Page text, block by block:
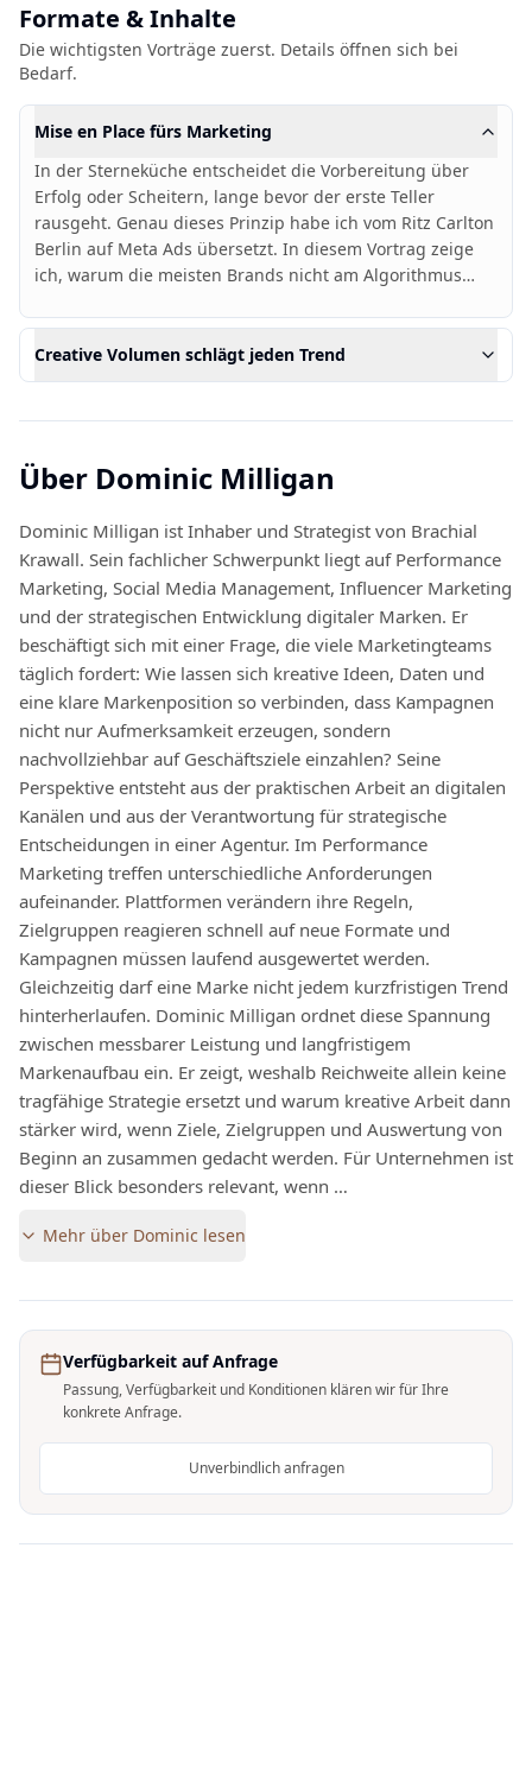
Formate & Inhalte
Die wichtigsten Vorträge zuerst. Details öffnen sich bei
Bedarf.
Mise en Place fürs Marketing
In der Sterneküche entscheidet die Vorbereitung über
Erfolg oder Scheitern, lange bevor der erste Teller
rausgeht. Genau dieses Prinzip habe ich vom Ritz Carlton
Berlin auf Meta Ads übersetzt. In diesem Vortrag zeige
ich, warum die meisten Brands nicht am Algorithmus
nimmt ein klares Denkmodell mit: System schlägt jeden
Hack, und Konstanz ist kein Zufall, sondern Handwerk.
Creative Volumen schlägt jeden Trend
Über Dominic Milligan
Dominic Milligan ist Inhaber und Strategist von Brachial
Krawall. Sein fachlicher Schwerpunkt liegt auf Performance
Marketing, Social Media Management, Influencer Marketing
und der strategischen Entwicklung digitaler Marken. Er
beschäftigt sich mit einer Frage, die viele Marketingteams
täglich fordert: Wie lassen sich kreative Ideen, Daten und
eine klare Markenposition so verbinden, dass Kampagnen
nicht nur Aufmerksamkeit erzeugen, sondern
nachvollziehbar auf Geschäftsziele einzahlen? Seine
Perspektive entsteht aus der praktischen Arbeit an digitalen
Kanälen und aus der Verantwortung für strategische
Entscheidungen in einer Agentur. Im Performance
Marketing treffen unterschiedliche Anforderungen
aufeinander. Plattformen verändern ihre Regeln,
Zielgruppen reagieren schnell auf neue Formate und
Kampagnen müssen laufend ausgewertet werden.
Gleichzeitig darf eine Marke nicht jedem kurzfristigen Trend
hinterherlaufen. Dominic Milligan ordnet diese Spannung
zwischen messbarer Leistung und langfristigem
Markenaufbau ein. Er zeigt, weshalb Reichweite allein keine
tragfähige Strategie ersetzt und warum kreative Arbeit dann
stärker wird, wenn Ziele, Zielgruppen und Auswertung von
Beginn an zusammen gedacht werden. Für Unternehmen ist
dieser Blick besonders relevant, wenn …
Mehr über Dominic lesen
Verfügbarkeit auf Anfrage
Passung, Verfügbarkeit und Konditionen klären wir für Ihre
konkrete Anfrage.
Unverbindlich anfragen